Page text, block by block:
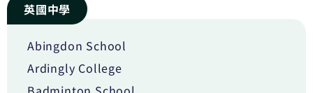
英國中學
Abingdon School
Ardingly College